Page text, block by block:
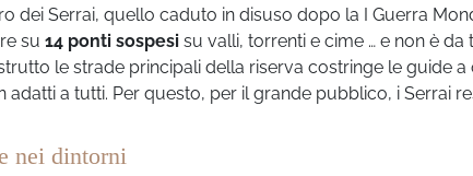
dei Serrai, quello caduto in disuso dopo la I Guerra
su 14 ponti sospesi su valli, torrenti e cime … e non è
le strade principali della riserva costringe le guide
adatti a tutti. Per questo, per il grande pubblico, i Serrai
nei dintorni